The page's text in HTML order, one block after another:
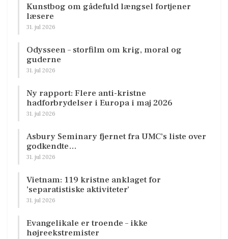
Kunstbog om gådefuld længsel fortjener
læsere
31. jul 2026
Odysseen – storfilm om krig, moral og
guderne
31. jul 2026
Ny rapport: Flere anti-kristne
hadforbrydelser i Europa i maj 2026
31. jul 2026
Asbury Seminary fjernet fra UMC’s liste over
godkendte…
31. jul 2026
Vietnam: 119 kristne anklaget for
’separatistiske aktiviteter’
31. jul 2026
Evangelikale er troende – ikke
højreekstremister